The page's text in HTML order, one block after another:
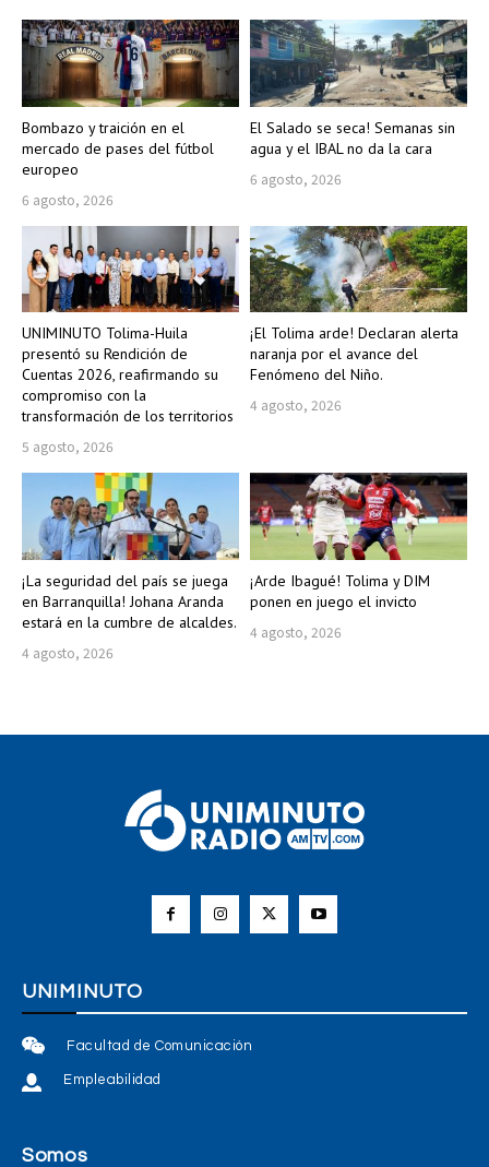
Bombazo y traición en el
mercado de pases del fútbol
europeo
6 agosto, 2026
El Salado se seca! Semanas sin
agua y el IBAL no da la cara
6 agosto, 2026
UNIMINUTO Tolima-Huila
presentó su Rendición de
Cuentas 2026, reafirmando su
compromiso con la
transformación de los territorios
5 agosto, 2026
¡El Tolima arde! Declaran alerta
naranja por el avance del
Fenómeno del Niño.
4 agosto, 2026
¡La seguridad del país se juega
en Barranquilla! Johana Aranda
estará en la cumbre de alcaldes.
4 agosto, 2026
¡Arde Ibagué! Tolima y DIM
ponen en juego el invicto
4 agosto, 2026
UNIMINUTO
Facultad de Comunicación
Empleabilidad
Somos